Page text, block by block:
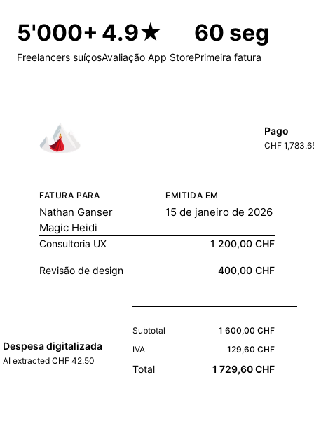
5'000+
Freelancers suíços
4.9★
Avaliação App Store
60 seg
Primeira fatura
FATURA PARA
Nathan Ganser
Magic Heidi
EMITIDA EM
15 de janeiro de 2026
Consultoria UX 1 200,00 CHF
Revisão de design 400,00 CHF
Subtotal
1 600,00 CHF
IVA
129,60 CHF
Total 1 729,60 CHF
Pago
CHF
Despesa digitalizada
AI extracted CHF 42.50